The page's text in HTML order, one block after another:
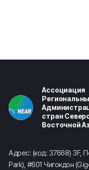
Ассоциация
стран
Восточной
Адрес: (код: 37668) 3F,
Park), #601 Чигокдон